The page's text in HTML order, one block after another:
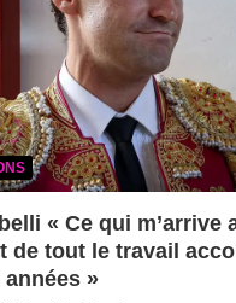
« Ce qui m’arrive
de tout le travail
»